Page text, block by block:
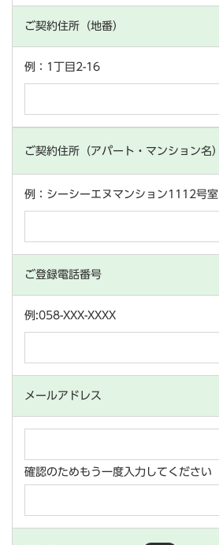
ご契約住所（地番）
例：1丁目2-16
ご契約住所（アパート・マンション名）
例：シーシーエヌマンション1112号室
ご登録電話番号
例:058-XXX-XXXX
メールアドレス
確認のためもう一度入力してください